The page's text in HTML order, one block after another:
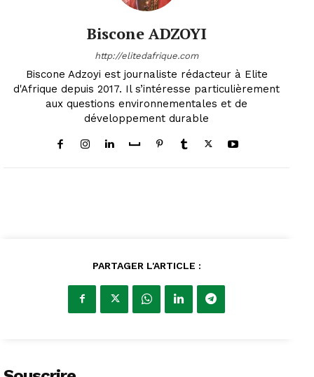
Biscone ADZOYI
http://elitedafrique.com
Biscone Adzoyi est journaliste rédacteur à Elite
d'Afrique depuis 2017. Il s’intéresse particulièrement
aux questions environnementales et de
développement durable
PARTAGER L'ARTICLE :